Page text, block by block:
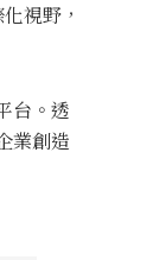
視野，
台。透
業創造